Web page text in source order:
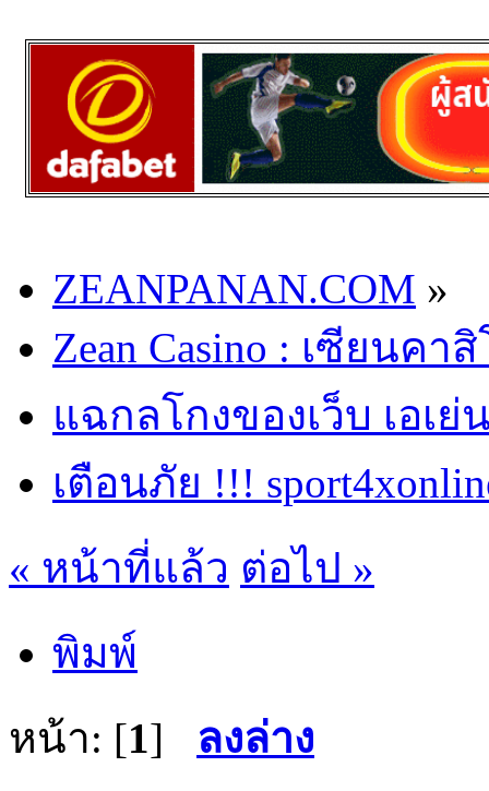
ZEANPANAN.COM »
Zean Casino : เซียนคา
แฉกลโกงของเว็บ เอเ
เตือนภัย !!!
« หน้าที่แล้ว ต่อไป »
พิมพ์
หน้า: [1] ลงล่าง